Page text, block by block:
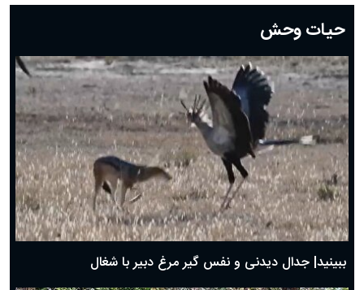
دعای روز بیستم ماه رمضان؛ ۱۹ اسفند ۱۴۰۴
دعای روز هشتم ماه مبارک رمضان؛ ۷ اسفند ماه ۱۴۰۴
دعای روز هفتم ماه رمضان؛ ۶ اسفند ۱۴۰۴
دعای روز ششم ماه رمضان؛ ۵ اسفند ۱۴۰۴
دعای روز پنجم ماه رمضان؛ ۴ اسفند ۱۴۰۴
دعای روز چهارم ماه مبارک رمضان؛ ۳ اسفند ۱۴۰۴
دعای روز سوم ماه مبارک رمضان؛ ۱۴ اسفند ۱۴۰۴
دعای روز دوم ماه مبارک رمضان ۱ اسفند ماه ۱۴۰۴
دعای روز اول ماه مبارک رمضان، ۳۰ بهمن ۱۴۰۴
حضرت زینب(س) چگونه از دنیا رفت؟
بهترین پیامک تبریک روز پدر ۱۴۰۴؛ جملات زیبا و صمیمانه
حیات وحش
ببینید| جدال دیدنی و نفس گیر مرغ دبیر با شغال